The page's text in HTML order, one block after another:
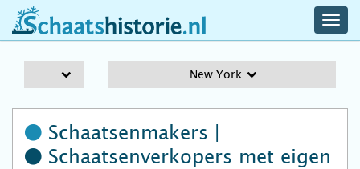
schaatshistorie.nl
New York
Schaatsenmakers |
Schaatsenverkopers met eigen